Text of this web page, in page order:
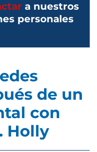
a nuestros
personales
de un
con
Holly